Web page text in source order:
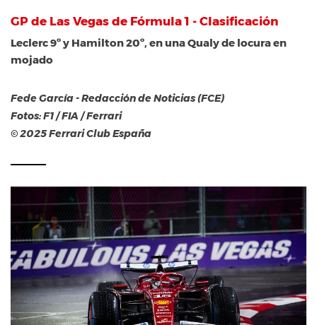
GP de Las Vegas de Fórmula 1 - Clasificación
Leclerc 9º y Hamilton 20º, en una Qualy de locura en
mojado
Fede García - Redacción de Noticias (FCE)
Fotos: F1 / FIA / Ferrari
© 2025 Ferrari Club España